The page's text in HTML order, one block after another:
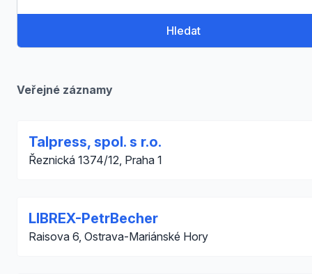
Hledat
Veřejné záznamy
Talpress, spol. s r.o.
Řeznická 1374/12, Praha 1
LIBREX-PetrBecher
Raisova 6, Ostrava-Mariánské Hory